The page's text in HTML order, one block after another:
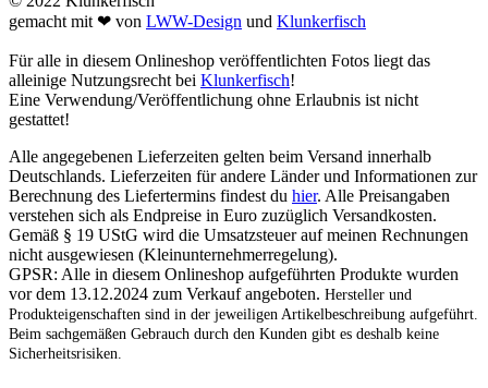
gemacht mit ❤ von LWW-Design und Klunkerfisch
Für alle in diesem Onlineshop veröffentlichten Fotos liegt das
alleinige Nutzungsrecht bei Klunkerfisch!
Eine Verwendung/Veröffentlichung ohne Erlaubnis ist nicht
gestattet!
Alle angegebenen Lieferzeiten gelten beim Versand innerhalb
Deutschlands. Lieferzeiten für andere Länder und Informationen zur
Berechnung des Liefertermins findest du hier. Alle Preisangaben
verstehen sich als Endpreise in Euro zuzüglich Versandkosten.
Gemäß § 19 UStG wird die Umsatzsteuer auf meinen Rechnungen
nicht ausgewiesen (Kleinunternehmerregelung).
GPSR: Alle in diesem Onlineshop aufgeführten Produkte wurden
vor dem 13.12.2024 zum Verkauf angeboten. Hersteller und
Produkteigenschaften sind in der jeweiligen Artikelbeschreibung aufgeführt.
Beim sachgemäßen Gebrauch durch den Kunden gibt es deshalb keine
Sicherheitsrisiken.